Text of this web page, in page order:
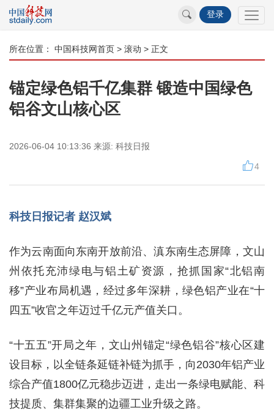
登录
所在位置： 中国科技网首页 > 滚动 > 正文
锚定绿色铝千亿集群 锻造中国绿色
铝谷文山核心区
2026-06-04 10:13:36 来源: 科技日报
4
科技日报记者 赵汉斌
作为云南面向东南开放前沿、滇东南生态屏障，文山
州依托充沛绿电与铝土矿资源，抢抓国家“北铝南
移”产业布局机遇，经过多年深耕，绿色铝产业在“十
四五”收官之年迈过千亿元产值关口。
“十五五”开局之年，文山州锚定“绿色铝谷”核心区建
设目标，以全链条延链补链为抓手，向2030年铝产业
综合产值1800亿元稳步迈进，走出一条绿电赋能、科
技提质、集群集聚的边疆工业升级之路。